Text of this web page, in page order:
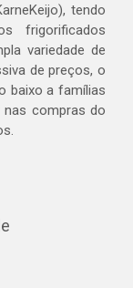
tendo
frigorificados
variedade de
de preços, o
baixo a famílias
nas compras do